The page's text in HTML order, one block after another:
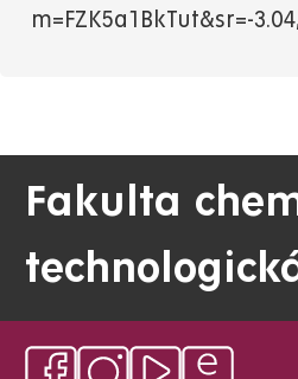
m=FZK5a1BkTut&sr=-
Fakulta